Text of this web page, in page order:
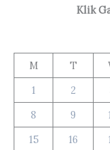
Klik
M
T
1
2
8
9
15
16